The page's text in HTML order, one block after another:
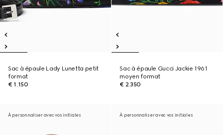
Sac à épaule Lady Lunetta petit
format
€ 1.150
Sac à épaule Gucci Jackie 1961
moyen format
€ 2.350
À personnaliser avec vos initiales À personnaliser avec vos initiales